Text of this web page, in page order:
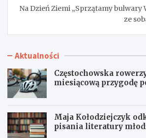
Na Dzień Ziemi „Sprzątamy bulwary
ze
Aktualności
Częstochowska
miesiącową przygodę
Maja Kołodziejczyk
pisania literatury